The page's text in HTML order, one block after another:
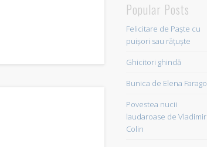
Popular Posts
Felicitare de Paște cu
puișori sau rățuște
Ghicitori ghindă
Bunica de Elena Farago
Povestea nucii
laudaroase de Vladimir
Colin